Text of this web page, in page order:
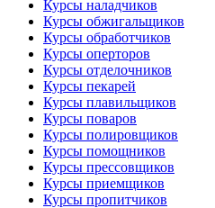
Курсы наладчиков
Курсы обжигальщиков
Курсы обработчиков
Курсы оперторов
Курсы отделочников
Курсы пекарей
Курсы плавильщиков
Курсы поваров
Курсы полировщиков
Курсы помощников
Курсы прессовщиков
Курсы приемщиков
Курсы пропитчиков